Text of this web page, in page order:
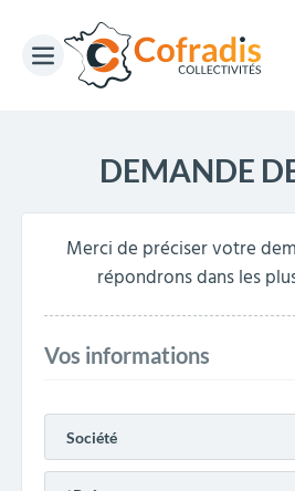
DEMANDE
Merci de préciser votre
répondrons dans les
Vos informations